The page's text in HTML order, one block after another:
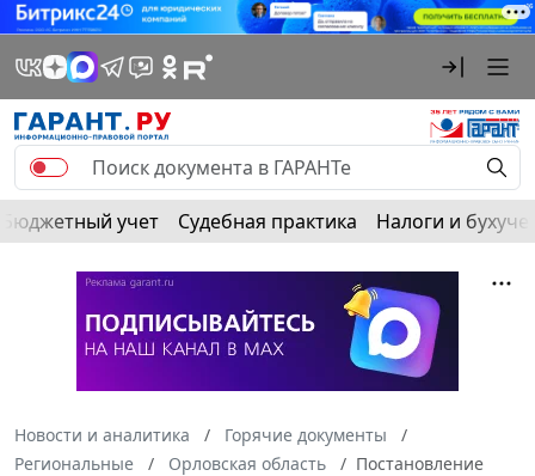
Бюджетный учет Судебная практика Налоги и
Новости и аналитика
Горячие документы
Региональные
Орловская область
Постановление